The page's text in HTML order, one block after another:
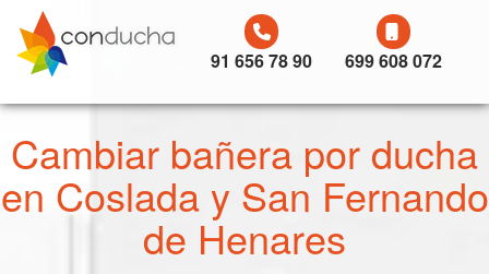
91 656 78 90 699 608 072
Cambiar bañera por ducha
en Coslada y San Fernando
de Henares